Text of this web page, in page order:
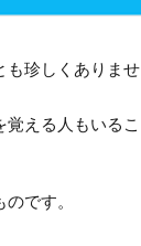
も珍しくありませ
える人もいるこ
です。